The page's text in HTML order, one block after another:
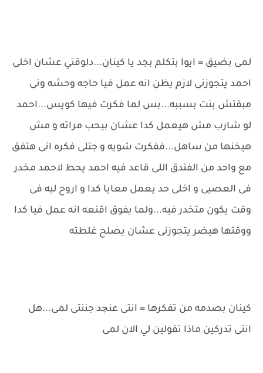
لمى بضيق = ايوا بتكلم بجد يا كينان...دلوقتي عشان اخلى
احمد يتجوزنى لازم يظن انه عمل فيا حاجه وحشه ونى
مبقتش بنت بسببه...بس لما فكرت فيها كويس...احمد
لو شارب مش هيعمل كدا عشان بيحب مراته و مش
هيخنها من ساهل...ففكرت شويه و جتلى فكره انى هتفق
مع واحد من الفندق اللى قاعد فيه احمد يحط لاحمد مخدر
فى العصيى و اخلى حد يعمل معايا كدا و اروح ليه فى
وقت يكون متخدر فيه...ولما يفوق اقنعه انه عمل فيا كدا
ووقتها هيضر يتجوزنى عشان يصلح غلطته
كينان بصدمه من تفكرها = انتى عنچد جننتى لمى...هل
انتى تدركين ماذا تقولين لي الان لمى